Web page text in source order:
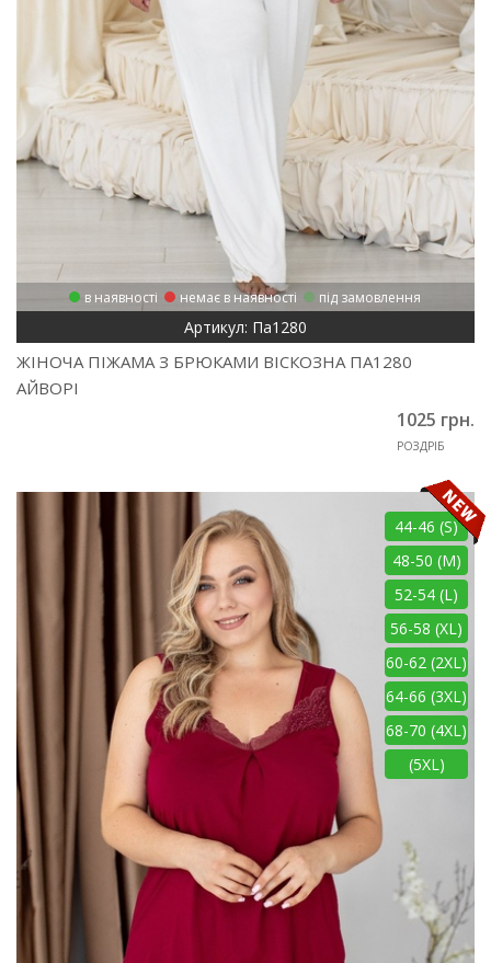
в наявності немає в наявності під замовлення
Артикул: Па1280
ЖІНОЧА ПІЖАМА З БРЮКАМИ ВІСКОЗНА ПА1280
АЙВОРІ
1025 грн.
РОЗДРІБ
44-46 (S)
48-50 (M)
52-54 (L)
56-58 (XL)
60-62 (2XL)
64-66 (3XL)
68-70 (4XL)
(5XL)